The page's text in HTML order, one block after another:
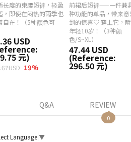
长度的束腰短裤，轻盈
，即使在闷热的雨季也
自在！（5种颜色可
USD
元)
19%
前裙后短裤——一件兼
种功能的单品，带来意
到的惊喜♡ 穿上它，
年轻10岁！（3种颜
色/S~XL）
47.44 USD
(Reference:
296.50 元)
Q&A REVIEW
0
Language ▼